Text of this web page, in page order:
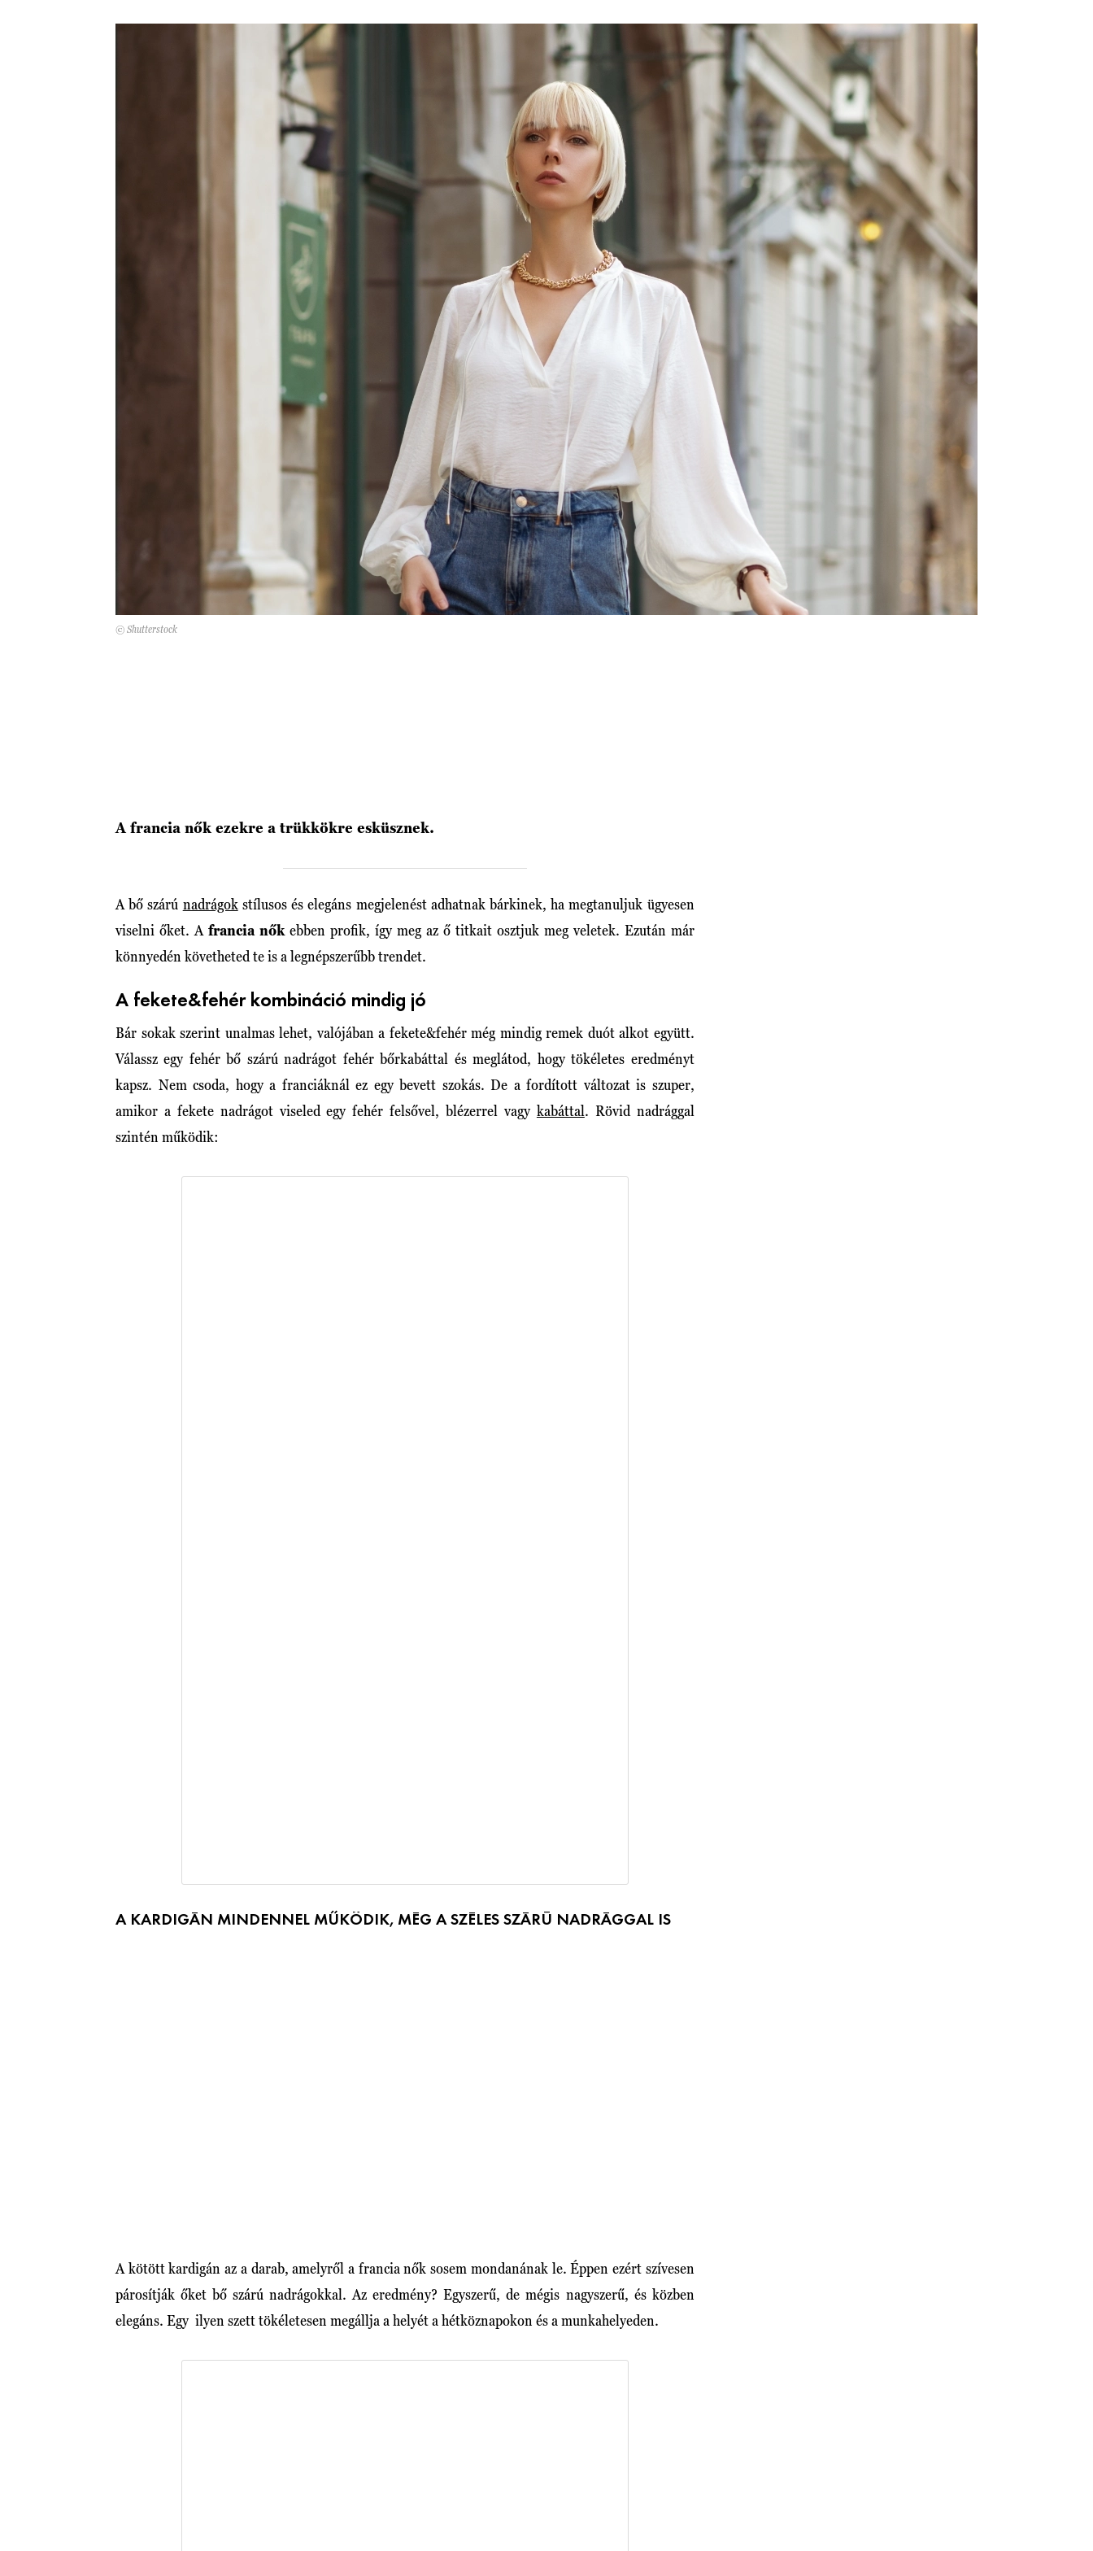
© Shutterstock
A francia nők ezekre a trükkökre esküsznek.
A bő szárú nadrágokstílusos és elegáns megjelenést adhatnak bárkinek, ha megtanuljuk ügyesen
viselni őket. A francia nőkebben profik, így meg az ő titkait osztjuk meg veletek. Ezután már
könnyedén követheted te is a legnépszerűbb trendet.
A fekete&fehér kombináció mindig jó
Bár sokak szerint unalmas lehet, valójában a fekete&fehér még mindig remek duót alkot együtt.
Válassz egy fehér bő szárú nadrágot fehér bőrkabáttal és meglátod, hogy tökéletes eredményt
kapsz. Nem csoda, hogy a franciáknál ez egy bevett szokás. De a fordított változat is szuper,
amikor a fekete nadrágot viseled egy fehér felsővel, blézerrel vagy kabáttal. Rövid nadrággal
szintén működik:
A KARDIGÁN MINDENNEL MŰKÖDIK, MÉG A SZÉLES SZÁRÚ NADRÁGGAL IS
A kötött kardigán az a darab, amelyről a francia nők sosem mondanának le. Éppen ezért szívesen
párosítják őket bő szárú nadrágokkal. Az eredmény? Egyszerű, de mégis nagyszerű, és közben
elegáns. Egy ilyen szett tökéletesen megállja a helyét a hétköznapokon és a munkahelyeden.